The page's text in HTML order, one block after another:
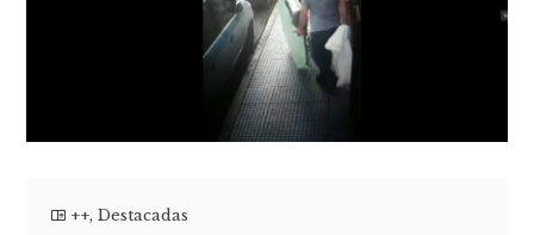
++,Destacadas